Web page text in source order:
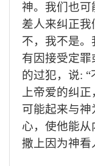
神。我们也可
差人来纠正我
不，我不是。
有因接受定罪
的过犯，说: “
上帝爱的纠
可能起来与
心，使他能从
撒上因为神看